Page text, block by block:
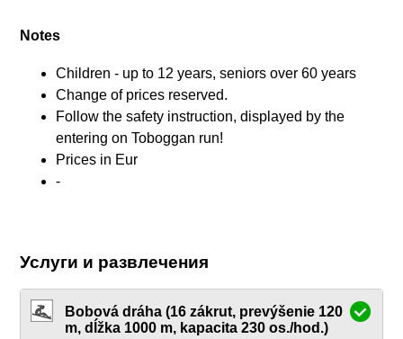
Notes
Children - up to 12 years, seniors over 60 years
Change of prices reserved.
Follow the safety instruction, displayed by the
entering on Toboggan run!
Prices in Eur
-
Услуги и развлечения
Bobová dráha (16 zákrut, prevýšenie 120
m, dĺžka 1000 m, kapacita 230 os./hod.)